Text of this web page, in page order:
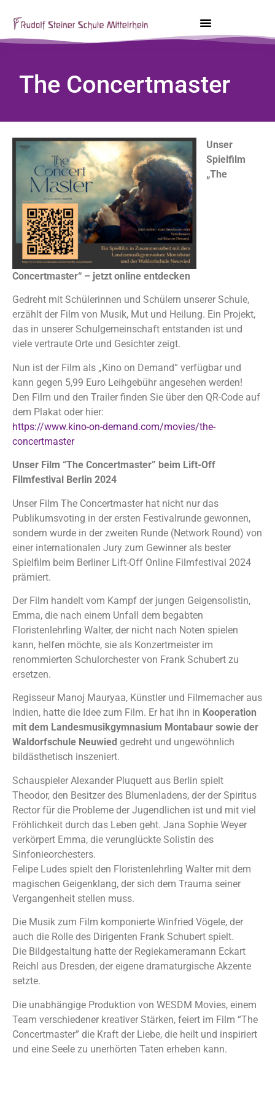
The Concertmaster
Unser
Spielfilm
„The
Concertmaster“ – jetzt online entdecken
Gedreht mit Schülerinnen und Schülern unserer Schule,
erzählt der Film von Musik, Mut und Heilung. Ein Projekt,
das in unserer Schulgemeinschaft entstanden ist und
viele vertraute Orte und Gesichter zeigt.
Nun ist der Film als „Kino on Demand“ verfügbar und
kann gegen 5,99 Euro Leihgebühr angesehen werden!
Den Film und den Trailer finden Sie über den QR-Code auf
dem Plakat oder hier:
https://www.kino-on-demand.com/movies/the-
concertmaster
Unser Film “The Concertmaster” beim Lift-Off
Filmfestival Berlin 2024
Unser Film The Concertmaster hat nicht nur das
Publikumsvoting in der ersten Festivalrunde gewonnen,
sondern wurde in der zweiten Runde (Network Round) von
einer internationalen Jury zum Gewinner als bester
Spielfilm beim Berliner Lift-Off Online Filmfestival 2024
prämiert.
Der Film handelt vom Kampf der jungen Geigensolistin,
Emma, die nach einem Unfall dem begabten
Floristenlehrling Walter, der nicht nach Noten spielen
kann, helfen möchte, sie als Konzertmeister im
renommierten Schulorchester von Frank Schubert zu
ersetzen.
Regisseur Manoj Mauryaa, Künstler und Filmemacher aus
Indien, hatte die Idee zum Film. Er hat ihn in Kooperation
mit dem Landesmusikgymnasium Montabaur sowie der
Waldorfschule Neuwied gedreht und ungewöhnlich
bildästhetisch inszeniert.
Schauspieler Alexander Pluquett aus Berlin spielt
Theodor, den Besitzer des Blumenladens, der der Spiritus
Rector für die Probleme der Jugendlichen ist und mit viel
Fröhlichkeit durch das Leben geht. Jana Sophie Weyer
verkörpert Emma, die verunglückte Solistin des
Sinfonieorchesters.
Felipe Ludes spielt den Floristenlehrling Walter mit dem
magischen Geigenklang, der sich dem Trauma seiner
Vergangenheit stellen muss.
Die Musik zum Film komponierte Winfried Vögele, der
auch die Rolle des Dirigenten Frank Schubert spielt.
Die Bildgestaltung hatte der Regiekameramann Eckart
Reichl aus Dresden, der eigene dramaturgische Akzente
setzte.
Die unabhängige Produktion von WESDM Movies, einem
Team verschiedener kreativer Stärken, feiert im Film “The
Concertmaster” die Kraft der Liebe, die heilt und inspiriert
und eine Seele zu unerhörten Taten erheben kann.